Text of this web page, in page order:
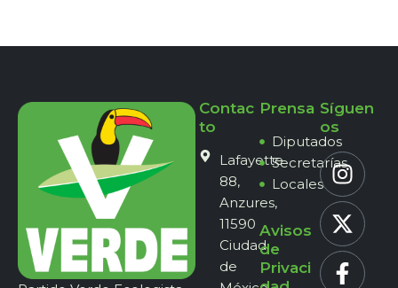
Contac
to
Lafayette
88,
Anzures,
11590
Ciudad
de
Prensa
Diputados
Secretarías
Locales
Avisos
de
Privaci
Síguen
os